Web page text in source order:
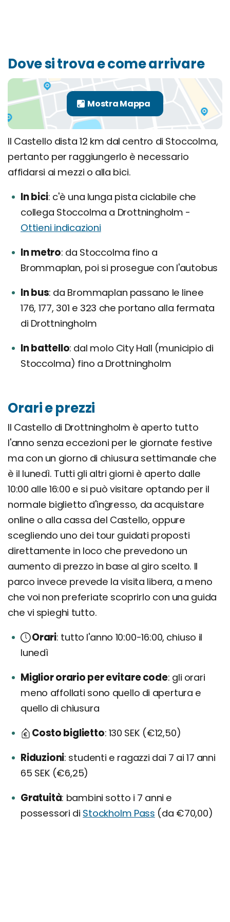
Dove si trova e come arrivare
Il Castello dista 12 km dal centro di Stoccolma,
pertanto per raggiungerlo è necessario
affidarsi ai mezzi o alla bici.
In bici c'è una lunga pista ciclabile che
collega Stoccolma a Drottningholm -
Ottieni indicazioni
In metro da Stoccolma fino a
Brommaplan, poi si prosegue con l'autobus
In bus da Brommaplan passano le linee
176, 177, 301 e 323 che portano alla fermata
di Drottningholm
In battello dal molo City Hall (municipio di
Stoccolma) fino a Drottningholm
Orari e prezzi
Il Castello di Drottningholm è aperto tutto
l'anno senza eccezioni per le giornate festive
ma con un giorno di chiusura settimanale che
è il lunedì. Tutti gli altri giorni è aperto dalle
10:00 alle 16:00 e si può visitare optando per il
normale biglietto d'ingresso, da acquistare
online o alla cassa del Castello, oppure
scegliendo uno dei tour guidati proposti
direttamente in loco che prevedono un
aumento di prezzo in base al giro scelto. Il
parco invece prevede la visita libera, a meno
che voi non preferiate scoprirlo con una guida
che vi spieghi tutto.
Orari tutto l'anno 10:00-16:00, chiuso il
lunedì
Miglior orario per evitare code gli orari
meno affollati sono quello di apertura e
quello di chiusura
Costo biglietto 130 SEK (€12,50)
Riduzioni studenti e ragazzi dai 7 ai 17 anni
65 SEK (€6,25)
Gratuità bambini sotto i 7 anni e
possessori di Stockholm Pass (da €70,00)